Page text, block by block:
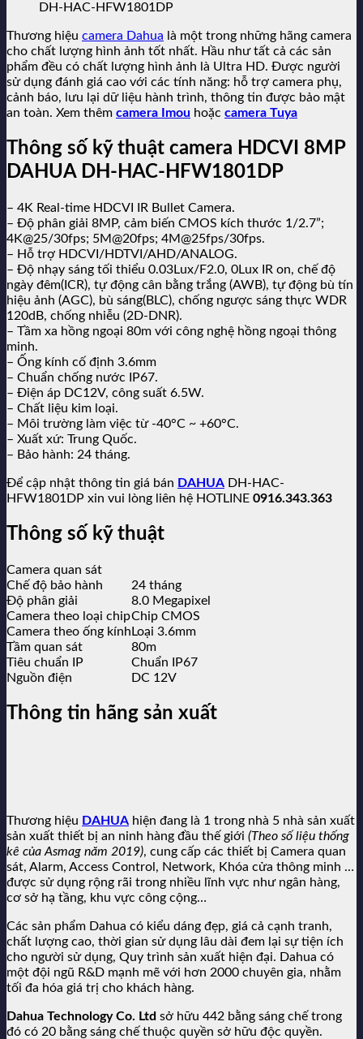
DH-HAC-HFW1801DP
Thương hiệu camera Dahua là một trong những hãng camera
cho chất lượng hình ảnh tốt nhất. Hầu như tất cả các sản
phẩm đều có chất lượng hình ảnh là Ultra HD. Được người
sử dụng đánh giá cao với các tính năng: hỗ trợ camera phụ,
cảnh báo, lưu lại dữ liệu hành trình, thông tin được bảo mật
an toàn. Xem thêm camera Imou hoặc camera Tuya
Thông số kỹ thuật camera HDCVI 8MP
DAHUA DH-HAC-HFW1801DP
– 4K Real-time HDCVI IR Bullet Camera.
– Độ phân giải 8MP, cảm biến CMOS kích thước 1/2.7”;
4K@25/30fps; 5M@20fps; 4M@25fps/30fps.
– Hỗ trợ HDCVI/HDTVI/AHD/ANALOG.
– Độ nhạy sáng tối thiểu 0.03Lux/F2.0, 0Lux IR on, chế độ
ngày đêm(ICR), tự động cân bằng trắng (AWB), tự động bù tín
hiệu ảnh (AGC), bù sáng(BLC), chống ngược sáng thực WDR
120dB, chống nhiễu (2D-DNR).
– Tầm xa hồng ngoại 80m với công nghệ hồng ngoại thông
minh.
– Ống kính cố định 3.6mm
– Chuẩn chống nước IP67.
– Điện áp DC12V, công suất 6.5W.
– Chất liệu kim loại.
– Môi trường làm việc từ -40°C ~ +60°C.
– Xuất xứ: Trung Quốc.
– Bảo hành: 24 tháng.
Để cập nhật thông tin giá bán DAHUA DH-HAC-
HFW1801DP xin vui lòng liên hệ HOTLINE 0916.343.363
Thông số kỹ thuật
Camera quan sát
Chế độ bảo hành
24 tháng
Độ phân giải
8.0 Megapixel
Camera theo loại chipChip CMOS
Camera theo ống kính Loại 3.6mm
Tầm quan sát
80m
Tiêu chuẩn IP
Chuẩn IP67
Nguồn điện
DC 12V
Thông tin hãng sản xuất
Thương hiệu DAHUA hiện đang là 1 trong nhà 5 nhà sản xuất
sản xuất thiết bị an ninh hàng đầu thế giới (Theo số liệu thống
kê của Asmag năm 2019), cung cấp các thiết bị Camera quan
sát, Alarm, Access Control, Network, Khóa cửa thông minh …
được sử dụng rộng rãi trong nhiều lĩnh vực như ngân hàng,
cơ sở hạ tầng, khu vực công cộng…
Các sản phẩm Dahua có kiểu dáng đẹp, giá cả cạnh tranh,
chất lượng cao, thời gian sử dụng lâu dài đem lại sự tiện ích
cho người sử dụng, Quy trình sản xuất hiện đại. Dahua có
một đội ngũ R&D mạnh mẽ với hơn 2000 chuyên gia, nhằm
tối đa hóa giá trị cho khách hàng.
Dahua Technology Co. Ltd sở hữu 442 bằng sáng chế trong
đó có 20 bằng sáng chế thuộc quyền sở hữu độc quyền.